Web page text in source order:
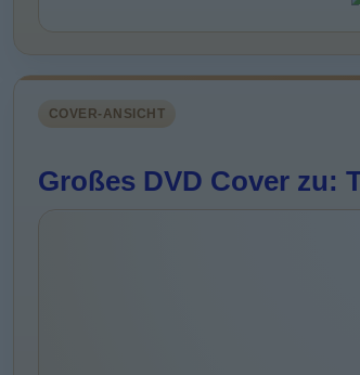
COVER-ANSICHT
Großes DVD Cover zu: